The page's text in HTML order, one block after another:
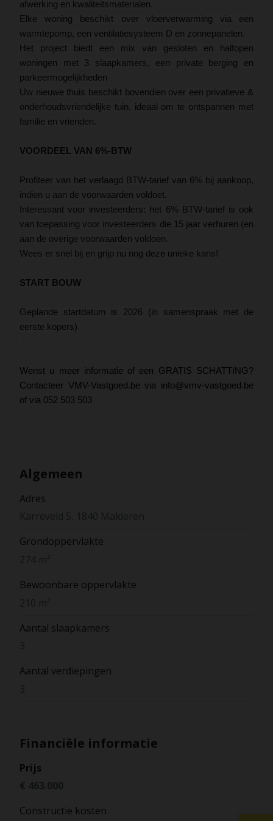
afwerking en kwaliteitsmaterialen.
Elke woning beschikt over vloerverwarming via een
warmtepomp, een ventilatiesysteem D en zonnepanelen.
Het project biedt een mix van gesloten en halfopen
woningen met 3 slaapkamers, een private berging en
parkeermogelijkheden
Uw nieuwe thuis beschikt bovendien over een privatieve &
onderhoudsvriendelijke tuin, ideaal om te ontspannen met
familie en vrienden.
VOORDEEL VAN 6%-BTW
Profiteer van het verlaagd BTW-tarief van 6% bij aankoop,
indien u aan de voorwaarden voldoet.
Interessant voor investeerders: het 6% BTW-tarief is ook
van toepassing voor investeerders die 15 jaar verhuren (en
aan de overige voorwaarden voldoen.
Wees er snel bij en grijp nu nog deze unieke kans!
START BOUW
Geplande startdatum is 2026 (in samenspraak met de
eerste kopers).
Wenst u meer informatie of een GRATIS SCHATTING?
Contacteer VMV-Vastgoed.be via info@vmv-vastgoed.be
of via 052 503 503
Algemeen
Adres
Grondoppervlakte
Bewoonbare oppervlakte
Aantal slaapkamers
Aantal verdiepingen
Financiële informatie
Prijs
Constructie kosten